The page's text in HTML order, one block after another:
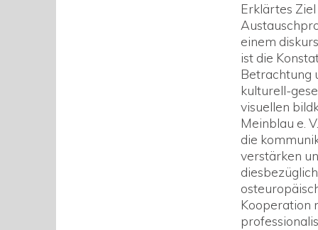
Erklärtes
einem
ist die
Betrachtung
kulturell-
visuellen
Meinblau e.
die
verstärken
Kooperation